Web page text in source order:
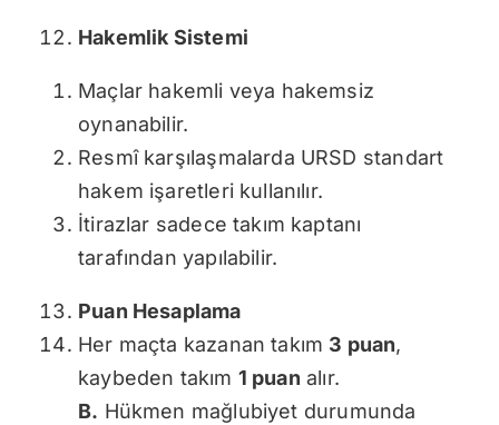
Hakemlik Sistemi
Maçlar hakemli veya hakemsiz
oynanabilir.
Resmî karşılaşmalarda URSD standart
hakem işaretleri kullanılır.
İtirazlar sadece takım kaptanı
tarafından yapılabilir.
Puan Hesaplama
Her maçta kazanan takım 3 puan,
kaybeden takım 1 puan alır.
B. Hükmen mağlubiyet durumunda